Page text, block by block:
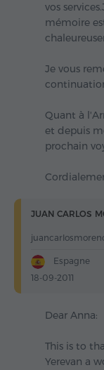
vos
mémoire
Je vous
Quant à
et depuis
prochain
JUAN CARLOS
Espagne
18-09-2011
Dear Anna:
This is to
Yerevan a